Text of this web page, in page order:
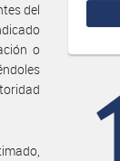
del
o